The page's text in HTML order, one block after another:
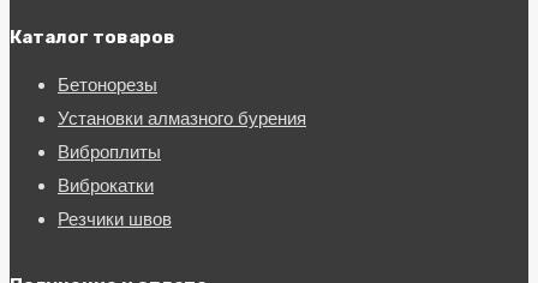
Каталог товаров
Бетонорезы
Установки алмазного бурения
Виброплиты
Виброкатки
Резчики швов